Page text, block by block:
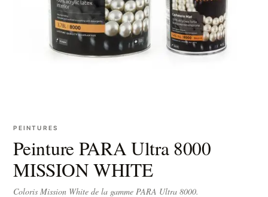
PEINTURES
Peinture PARA Ultra 8000
MISSION WHITE
Coloris Mission White de la gamme PARA Ultra 8000.